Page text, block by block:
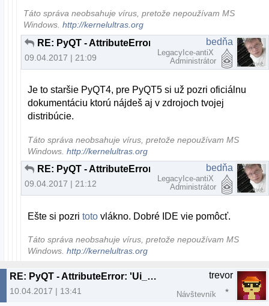
Táto správa neobsahuje vírus, pretože nepoužívam MS
Windows.http://kernelultras.org
09.04.2017 | 21:09
bedňa
LegacyIce-antiX
Administrátor
Je to staršie PyQT4, pre PyQT5 si už pozri oficiálnu
dokumentáciu ktorú nájdeš aj v zdrojoch tvojej
distribúcie.
Táto správa neobsahuje vírus, pretože nepoužívam MS
Windows.http://kernelultras.org
09.04.2017 | 21:12
bedňa
LegacyIce-antiX
Administrátor
Ešte si pozritoto vlákno. Dobré IDE vie pomôcť.
Táto správa neobsahuje vírus, pretože nepoužívam MS
Windows.http://kernelultras.org
RE: PyQT - AttributeError: 'Ui_Form' object has no attribute 'output_text'
10.04.2017 | 13:41
trevor
Návštevník